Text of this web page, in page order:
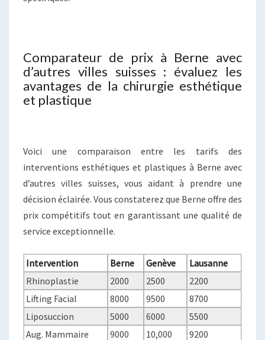
Comparateur de prix à Berne avec
d’autres villes suisses : évaluez les
avantages de la chirurgie esthétique
et plastique
Voici une comparaison entre les tarifs des
interventions esthétiques et plastiques à Berne avec
d’autres villes suisses, vous aidant à prendre une
décision éclairée. Vous constaterez que Berne offre des
prix compétitifs tout en garantissant une qualité de
service exceptionnelle.
Intervention Berne Genève
Lausanne
Rhinoplastie
2000 2500
2200
Lifting Facial
8000 9500
8700
Liposuccion
5000 6000
5500
Aug. Mammaire
9000 10,000 9200